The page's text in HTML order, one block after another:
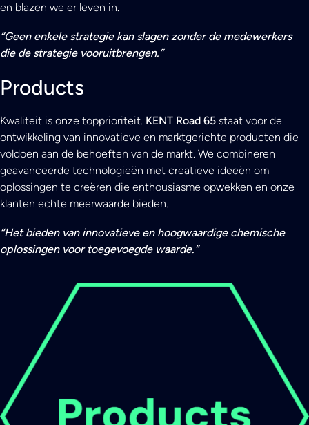
en blazen we er leven in.
“Geen enkele strategie kan slagen zonder de medewerkers
die de strategie vooruitbrengen.”
Products
Kwaliteit is onze topprioriteit. KENT Road 65 staat voor de
ontwikkeling van innovatieve en marktgerichte producten die
voldoen aan de behoeften van de markt. We combineren
geavanceerde technologieën met creatieve ideeën om
oplossingen te creëren die enthousiasme opwekken en onze
klanten echte meerwaarde bieden.
“Het bieden van innovatieve en hoogwaardige chemische
oplossingen voor toegevoegde waarde.”